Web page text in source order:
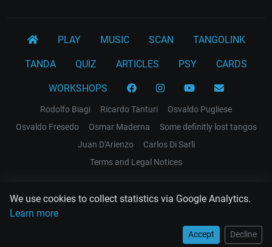
We use cookies to collect statistics via Google Analytics.
Learn more
Accept Decline
PLAY MUSIC SCAN TANGOLINK
TANDA QUIZ ARTICLES PSY CARDS
WORKSHOPS
Rodolfo Biagi Ricardo Tanturi
Osvaldo Pugliese
Osvaldo Fresedo
Osmar Maderna
Some definitly lost tangos
Juan D'Arienzo
Carlos Di Sarli
Terms and Legal Notices
EL RECODO TANGO